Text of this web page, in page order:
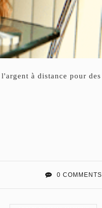
à distance pour des
0 COMMENTS